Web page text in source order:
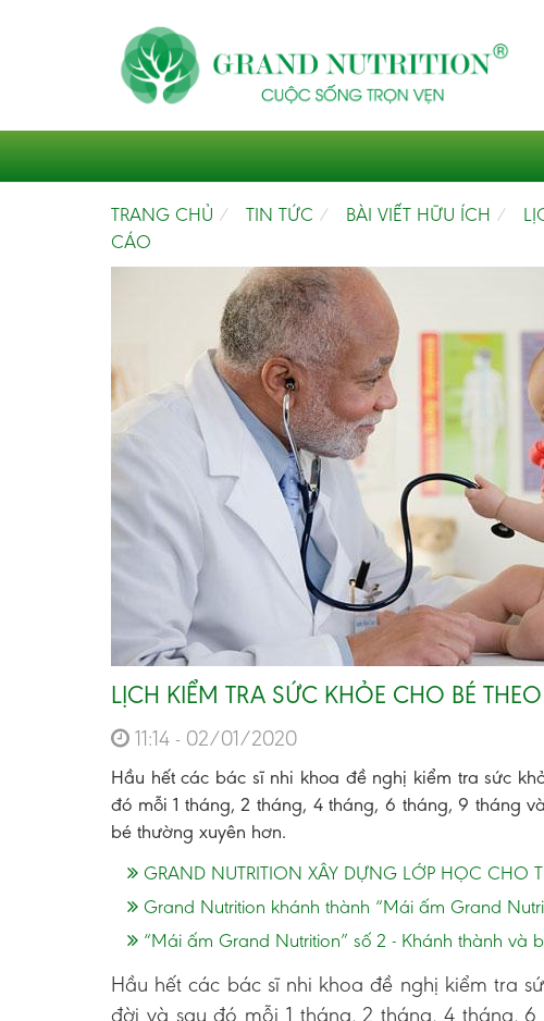
TRANG CHỦ TIN TỨC BÀI VIẾT HỮU ÍCH
CÁO
LỊCH KIỂM TRA SỨC KHỎE CHO BÉ
11:14 - 02/01/2020
Hầu hết các bác sĩ nhi khoa đề nghị kiểm tra sức
đó mỗi 1 tháng, 2 tháng, 4 tháng, 6 tháng, 9 tháng
bé thường xuyên hơn.
GRAND NUTRITION XÂY DỰNG LỚP HỌC CHO
Grand Nutrition khánh thành “Mái ấm Grand
“Mái ấm Grand Nutrition” số 2 - Khánh thành
Hầu hết các bác sĩ nhi khoa đề nghị kiểm tra
đời và sau đó mỗi 1 tháng, 2 tháng, 4 tháng,